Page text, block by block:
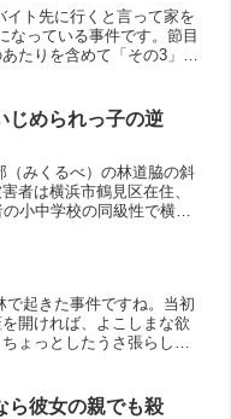
イト先に行くと言って家を
なっている事件です。節目
たりを含めて「その3」を
じめられっ子の逆
（みくるべ）の林道脇の斜
者は横浜市鶴見区在住、
小中学校の同級性で横浜
決意したと言う経緯があ
ね。
で起きた事件ですね。当初
開ければ、よこしまな欲
ょっとしたうさ張らしの
んたんでしょうね。
ら彼女の親でも殺